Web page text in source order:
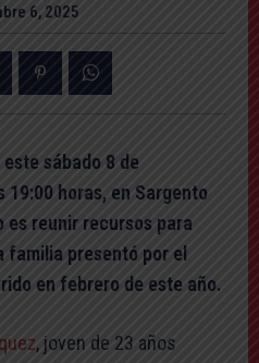
6, 2025
sábado 8 de
horas, en Sargento
es reunir recursos para
familia presentó por el
en febrero de este año.
, joven de 23 años